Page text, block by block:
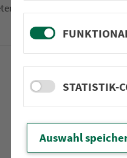
130 Ver­kehrs­un­ter­neh­men.
Netz & Fahrpläne
AST-Aus­hang­fahr­plä­ne
STATISTIK-
Auswahl